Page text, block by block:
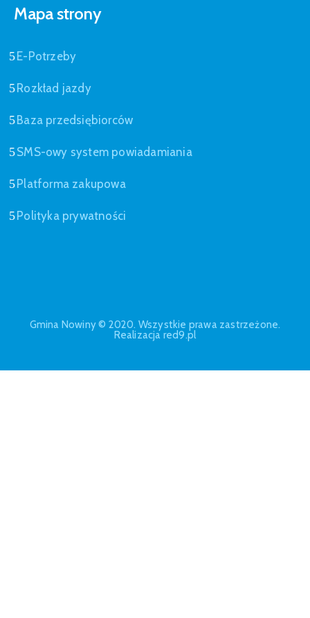
Mapa strony
E-Potrzeby
Rozkład jazdy
Baza przedsiębiorców
SMS-owy system powiadamiania
Platforma zakupowa
Polityka prywatności
Gmina Nowiny © 2020. Wszystkie prawa zastrzeżone.
Realizacja red9.pl